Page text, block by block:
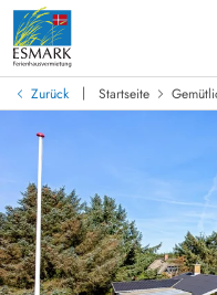
Zurück | Startseite